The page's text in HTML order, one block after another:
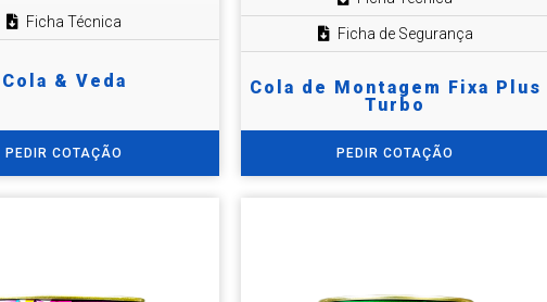
Ficha Técnica
Cola & Veda
PEDIR COTAÇÃO
Ficha de Segurança
Cola de Montagem Fixa Plus
Turbo
PEDIR COTAÇÃO